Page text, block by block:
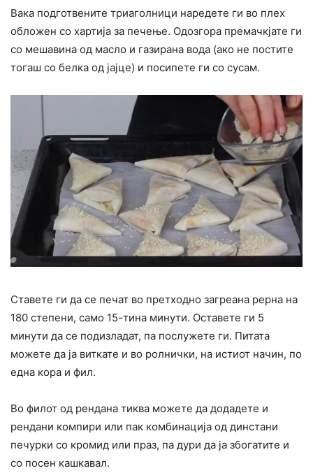
Вака подготвените триаголници наредете ги во плех
обложен со хартија за печење. Одозгора премачкјате ги
со мешавина од масло и газирана вода (ако не постите
тогаш со белка од јајце) и посипете ги со сусам.
Ставете ги да се печат во претходно загреана рерна на
180 степени, само 15-тина минути. Оставете ги 5
минути да се подизладат, па послужете ги. Питата
можете да ја виткате и во ролнички, на истиот начин, по
една кора и фил.
Во филот од рендана тиква можете да додадете и
рендани компири или пак комбинација од динстани
печурки со кромид или праз, па дури да ја збогатите и
со посен кашкавал.